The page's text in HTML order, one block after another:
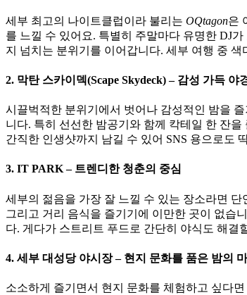
세부 최고의 나이트클럽이라 불리는 OQtagon은
를 느낄 수 있어요. 특별히 주말마다 유명한 DJ
지 넘치는 분위기를 이어갑니다. 세부 여행 중
2. 막탄 스카이덱(Scape Skydeck) – 감성 가득 야
시끌벅적한 분위기에서 벗어나 감성적인 밤을
니다. 특히 선선한 밤공기와 함께 칵테일 한 잔
간직한 인생샷까지 남길 수 있어 SNS 용으로도
3. IT PARK – 트렌디한 청춘의 중심
세부의 젊음을 가장 잘 느낄 수 있는 장소라면 단
그리고 거리 음식을 즐기기에 이만한 곳이 없습
다. 게다가 스트리트 푸드로 간단히 야식도 해결
4. 세부 대성당 야시장 – 현지 문화를 품은 밤의
소소하게 즐기면서 현지 문화를 체험하고 싶다